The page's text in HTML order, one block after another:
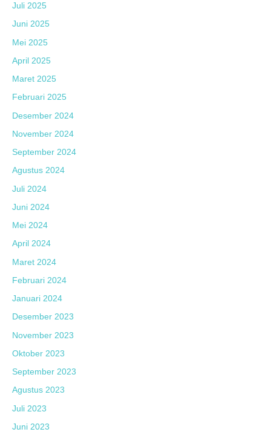
Juli 2025
Juni 2025
Mei 2025
April 2025
Maret 2025
Februari 2025
Desember 2024
November 2024
September 2024
Agustus 2024
Juli 2024
Juni 2024
Mei 2024
April 2024
Maret 2024
Februari 2024
Januari 2024
Desember 2023
November 2023
Oktober 2023
September 2023
Agustus 2023
Juli 2023
Juni 2023